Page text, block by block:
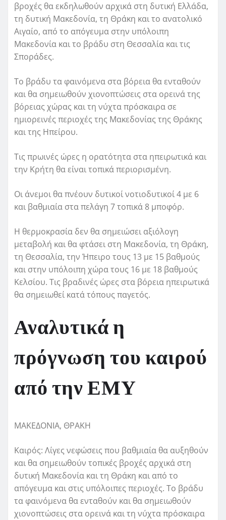
βροχές θα εκδηλωθούν αρχικά στη δυτική Ελλάδα,
τη δυτική Μακεδονία, τη Θράκη και το ανατολικό
Αιγαίο, από το απόγευμα στην υπόλοιπη
Μακεδονία και το βράδυ στη Θεσσαλία και τις
Σποράδες.
Το βράδυ τα φαινόμενα στα βόρεια θα ενταθούν
και θα σημειωθούν χιονοπτώσεις στα ορεινά της
βόρειας χώρας και τη νύχτα πρόσκαιρα σε
ημιορεινές περιοχές της Μακεδονίας της Θράκης
και της Ηπείρου.
Τις πρωινές ώρες η ορατότητα στα ηπειρωτικά και
την Κρήτη θα είναι τοπικά περιορισμένη.
Οι άνεμοι θα πνέουν δυτικοί νοτιοδυτικοί 4 με 6
και βαθμιαία στα πελάγη 7 τοπικά 8 μποφόρ.
Η θερμοκρασία δεν θα σημειώσει αξιόλογη
μεταβολή και θα φτάσει στη Μακεδονία, τη Θράκη,
τη Θεσσαλία, την Ήπειρο τους 13 με 15 βαθμούς
και στην υπόλοιπη χώρα τους 16 με 18 βαθμούς
Κελσίου. Τις βραδινές ώρες στα βόρεια ηπειρωτικά
θα σημειωθεί κατά τόπους παγετός.
Αναλυτικά η
πρόγνωση του καιρού
από την ΕΜΥ
ΜΑΚΕΔΟΝΙΑ, ΘΡΑΚΗ
Καιρός: Λίγες νεφώσεις που βαθμιαία θα αυξηθούν
και θα σημειωθούν τοπικές βροχές αρχικά στη
δυτική Μακεδονία και τη Θράκη και από το
απόγευμα και στις υπόλοιπες περιοχές. Το βράδυ
τα φαινόμενα θα ενταθούν και θα σημειωθούν
χιονοπτώσεις στα ορεινά και τη νύχτα πρόσκαιρα